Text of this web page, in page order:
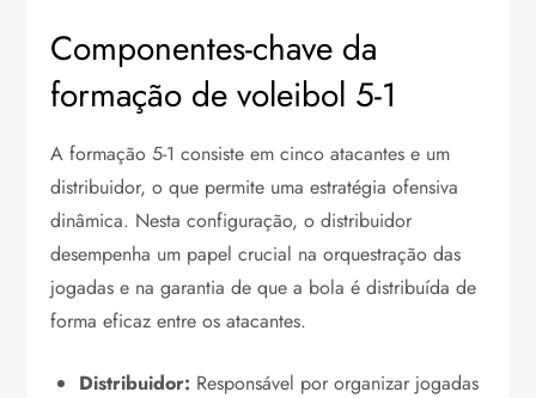
Componentes-chave da
formação de voleibol 5-1
A formação 5-1 consiste em cinco atacantes e um
distribuidor, o que permite uma estratégia ofensiva
dinâmica. Nesta configuração, o distribuidor
desempenha um papel crucial na orquestração das
jogadas e na garantia de que a bola é distribuída de
forma eficaz entre os atacantes.
Distribuidor: Responsável por organizar jogadas